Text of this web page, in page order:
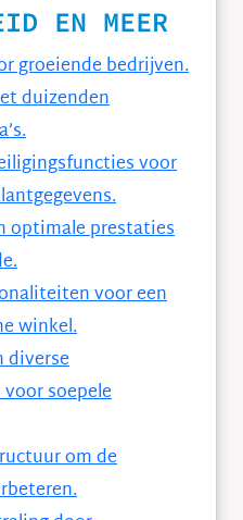
EN MEER
groeiende bedrijven.
duizenden
voor
optimale prestaties
voor een
winkel.
diverse
soepele
om de